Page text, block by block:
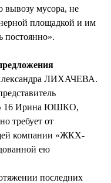
вывозу мусора, не
площадкой и им
постоянно».
ЛИХАЧЕВА.
16 Ирина ЮШКО,
требует от
компании «ЖКХ-
ею
последних